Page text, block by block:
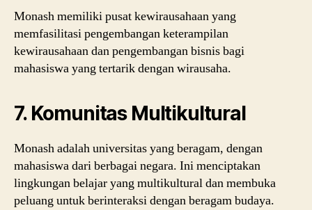
Monash memiliki pusat kewirausahaan yang
memfasilitasi pengembangan keterampilan
kewirausahaan dan pengembangan bisnis bagi
mahasiswa yang tertarik dengan wirausaha.
7. Komunitas Multikultural
Monash adalah universitas yang beragam, dengan
mahasiswa dari berbagai negara. Ini menciptakan
lingkungan belajar yang multikultural dan membuka
peluang untuk berinteraksi dengan beragam budaya.